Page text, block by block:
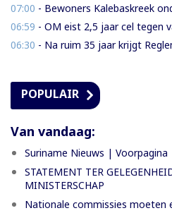
07:00 - Bewoners Kalebaskreek onderscheppen buitenlanders met
06:59 - OM eist 2,5 jaar cel tegen vader voor
06:30 - Na ruim 35 jaar krijgt Reglement van
POPULAIR
Van vandaag:
Suriname Nieuws | Voorpagina
STATEMENT TER
MINISTERSCHAP
Nationale commissies moeten